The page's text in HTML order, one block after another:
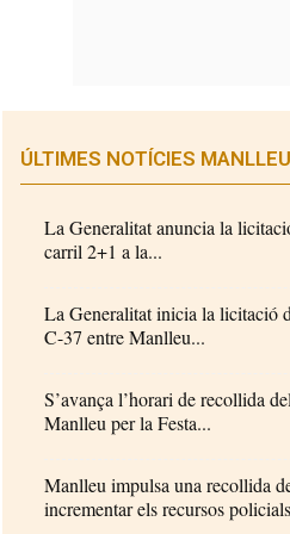
ÚLTIMES NOTÍCIES MANLLEU
La Generalitat anuncia la
carril 2+1 a la...
La Generalitat inicia la licitació
C-37 entre Manlleu...
S’avança l’horari de recollida
Manlleu per la Festa...
Manlleu impulsa una recollida
incrementar els recursos